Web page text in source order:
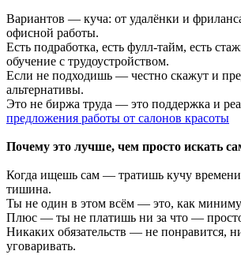
Вариантов — куча: от удалёнки и
офисной работы.
Есть подработка, есть фулл-тайм, есть
обучение с трудоустройством.
Если не подходишь — честно скажут и
альтернативы.
Это не биржа труда — это поддержка и
предложения работы от салонов красоты
Почему это лучше, чем просто искать
Когда ищешь сам — тратишь кучу времени
тишина.
Ты не один в этом всём — это, как
Плюс — ты не платишь ни за что —
Никаких обязательств — не понравится,
уговаривать.